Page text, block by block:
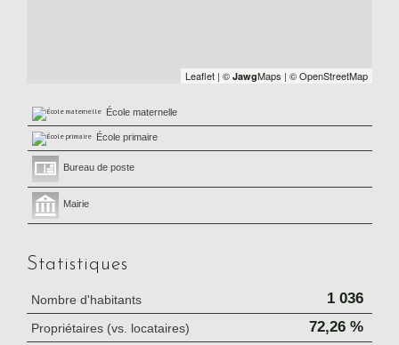
Leaflet | © JawgMaps | © OpenStreetMap
École maternelle
École primaire
Bureau de poste
Mairie
Statistiques
Nombre d'habitants 1 036
Propriétaires (vs. locataires) 72,26 %